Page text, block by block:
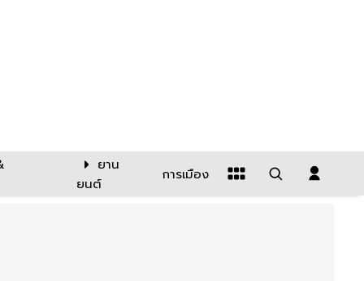
ยาน
ยนต์
การเมือง